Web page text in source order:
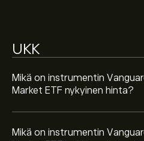
UKK
Mikä on instrumentin
Market ETF nykyinen hinta?
Mikä on instrumentin
ETF haluat ostaa. Voit myös
joka ostaa instrumentin VEA
tulevaisuudessa.